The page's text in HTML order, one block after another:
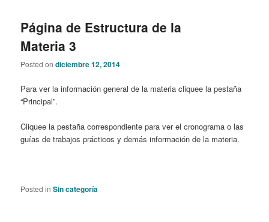
Página de Estructura de la
Materia 3
Posted ondiciembre 12, 2014
Para ver la información general de la materia cliquee la pestaña
“Principal”.
Cliquee la pestaña correspondiente para ver el cronograma o las
guías de trabajos prácticos y demás información de la materia.
Posted in Sin categoría